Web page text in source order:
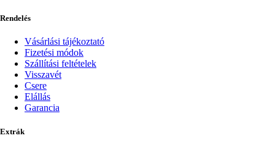
Rendelés
Vásárlási tájékoztató
Fizetési módok
Szállítási feltételek
Visszavét
Csere
Elállás
Garancia
Extrák